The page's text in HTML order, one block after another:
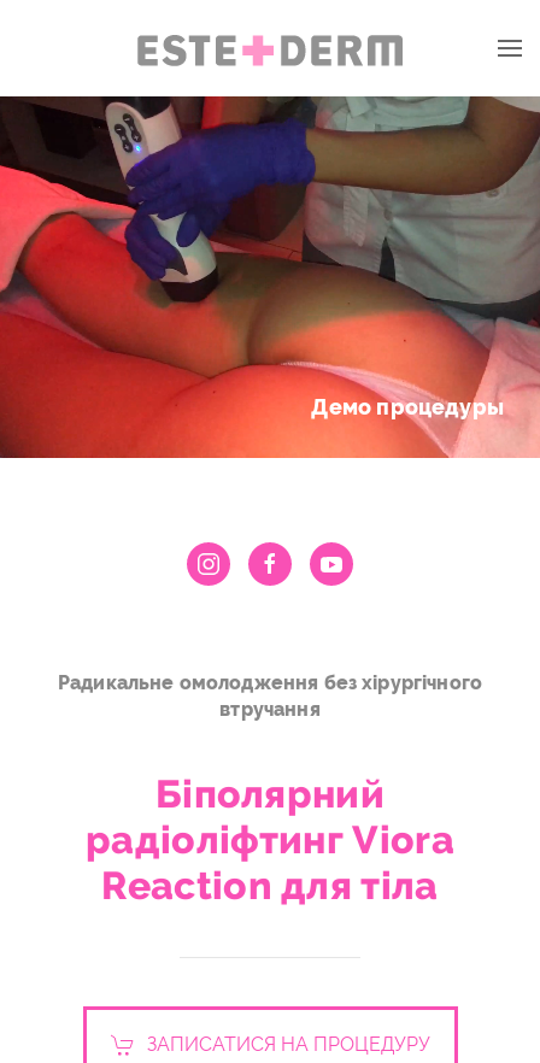
Демо процедуры
Радикальне омолодження без хірургічного
втручання
Біполярний
радіоліфтинг Viora
Reaction для тіла
ЗАПИСАТИСЯ НА ПРОЦЕДУРУ